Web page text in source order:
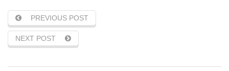
PREVIOUS POST
NEXT POST